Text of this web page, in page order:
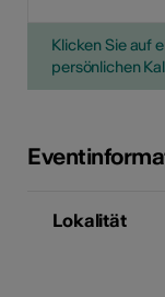
Klicken Sie auf
persönlichen
Lokalität